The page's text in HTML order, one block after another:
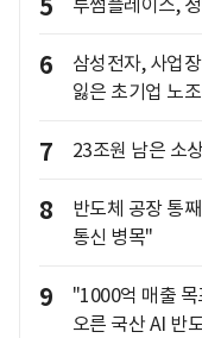
5 투썸플레이스,
6
삼성전자, 사업
잃은 초기업 노
7 23조원 남은 소
8
반도체 공장 통
통신 병목"
9
"1000억 매출
오른 국산 AI 반